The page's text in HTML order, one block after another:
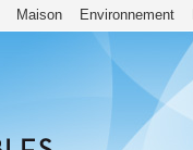
Maison Environnement